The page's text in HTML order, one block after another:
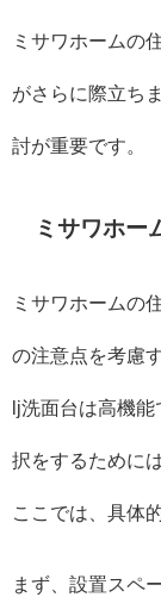
ミサワホームの
がさらに際立ち
討が重要です。
ミサワホー
ミサワホームの
の注意点を考慮
lj洗面台は高機
択をするために
ここでは、具体
まず、設置スペ